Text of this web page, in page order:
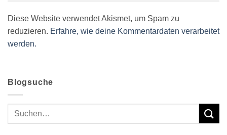
Diese Website verwendet Akismet, um Spam zu
reduzieren. Erfahre, wie deine Kommentardaten verarbeitet
werden.
Blogsuche